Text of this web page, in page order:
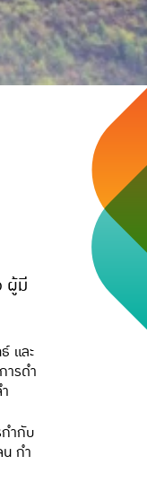
ผู้มี
และ
ารดํา
ากับ
กํา